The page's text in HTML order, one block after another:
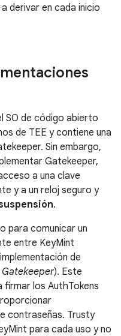
derivar en cada inicio
SO de código abierto
de TEE y contiene una
Sin embargo,
Gatekeeper,
a una clave
y a un reloj seguro y
.
para comunicar un
entre KeyMint
de
Gatekeeper). Este
los AuthTokens
contraseñas. Trusty
para cada uso y no